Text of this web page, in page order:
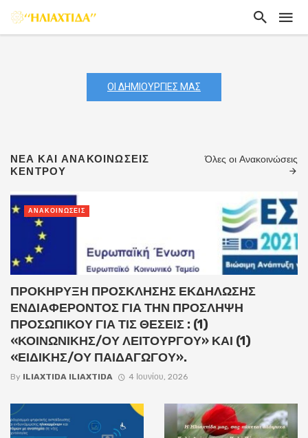
ΟΙ ΔΗΜΙΟΥΡΓΙΕΣ ΜΑΣ
ΝΕΑ ΚΑΙ ΑΝΑΚΟΙΝΩΣΕΙΣ
ΚΕΝΤΡΟΥ
Όλες οι Ανακοινώσεις
ΠΡΟΚΗΡΥΞΗ ΠΡΟΣΚΛΗΣΗΣ ΕΚΔΗΛΩΣΗΣ
ΕΝΔΙΑΦΕΡΟΝΤΟΣ ΓΙΑ ΤΗΝ ΠΡΟΣΛΗΨΗ
ΠΡΟΣΩΠΙΚΟΥ ΓΙΑ ΤΙΣ ΘΕΣΕΙΣ : (1)
«ΚΟΙΝΩΝΙΚΗΣ/ΟΥ ΛΕΙΤΟΥΡΓΟΥ» ΚΑΙ (1)
«ΕΙΔΙΚΗΣ/ΟΥ ΠΑΙΔΑΓΩΓΟΥ».
By ILIAXTIDA ILIAXTIDA 4 Ιουνίου, 2026
ΑΝΑΚΟΙΝΏΣΕΙΣ